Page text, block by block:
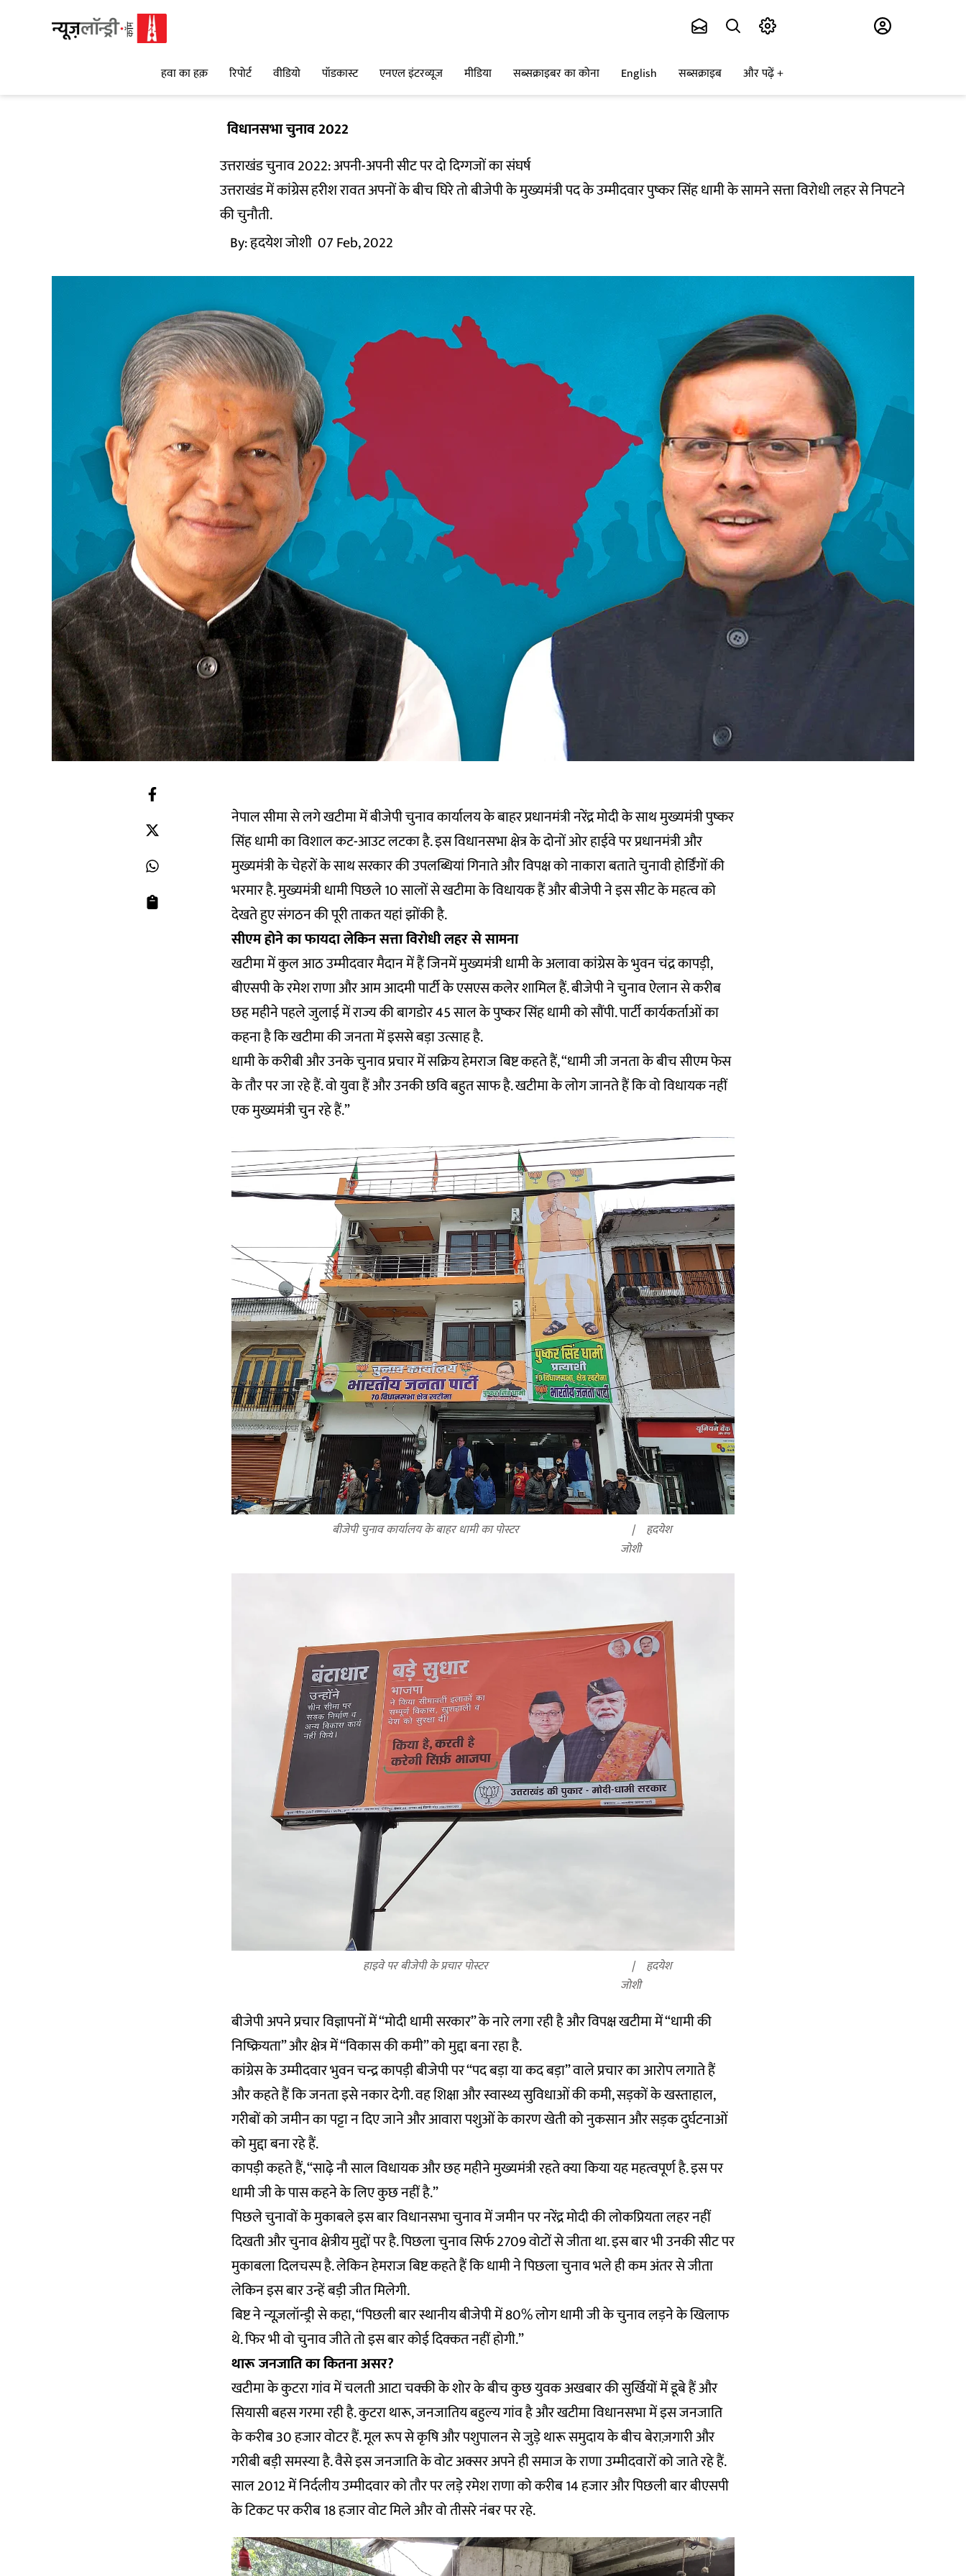
हवा का हक़ रिपोर्ट वीडियो पॉडकास्ट एनएल इंटरव्यूज मीडिया सब्सक्राइबर का कोना English सब्सक्राइब और पढ़ें
विधानसभा चुनाव 2022
उत्तराखंड चुनाव 2022: अपनी-अपनी सीट पर दो दिग्गजों का संघर्ष
उत्तराखंड में कांग्रेस हरीश रावत अपनों के बीच घिरे तो बीजेपी के मुख्यमंत्री पद के उम्मीदवार पुष्कर सिंह धामी के सामने सत्ता विरोधी लहर से निपटने
की चुनौती.
By:हृदयेश जोशी 07 Feb, 2022
नेपाल सीमा से लगे खटीमा में बीजेपी चुनाव कार्यालय के बाहर प्रधानमंत्री नरेंद्र मोदी के साथ मुख्यमंत्री पुष्कर
सिंह धामी का विशाल कट-आउट लटका है. इस विधानसभा क्षेत्र के दोनों ओर हाईवे पर प्रधानमंत्री और
मुख्यमंत्री के चेहरों के साथ सरकार की उपलब्धियां गिनाते और विपक्ष को नाकारा बताते चुनावी होर्डिंगों की
भरमार है. मुख्यमंत्री धामी पिछले 10 सालों से खटीमा के विधायक हैं और बीजेपी ने इस सीट के महत्व को
देखते हुए संगठन की पूरी ताकत यहां झोंकी है.
सीएम होने का फायदा लेकिन सत्ता विरोधी लहर से सामना
खटीमा में कुल आठ उम्मीदवार मैदान में हैं जिनमें मुख्यमंत्री धामी के अलावा कांग्रेस के भुवन चंद्र कापड़ी,
बीएसपी के रमेश राणा और आम आदमी पार्टी के एसएस कलेर शामिल हैं. बीजेपी ने चुनाव ऐलान से करीब
छह महीने पहले जुलाई में राज्य की बागडोर 45 साल के पुष्कर सिंह धामी को सौंपी. पार्टी कार्यकर्ताओं का
कहना है कि खटीमा की जनता में इससे बड़ा उत्साह है.
धामी के करीबी और उनके चुनाव प्रचार में सक्रिय हेमराज बिष्ट कहते हैं, “धामी जी जनता के बीच सीएम फेस
के तौर पर जा रहे हैं. वो युवा हैं और उनकी छवि बहुत साफ है. खटीमा के लोग जानते हैं कि वो विधायक नहीं
एक मुख्यमंत्री चुन रहे हैं.”
बीजेपी चुनाव कार्यालय के बाहर धामी का पोस्टर
हृदयेश
जोशी
हाइवे पर बीजेपी के प्रचार पोस्टर
हृदयेश
जोशी
बीजेपी अपने प्रचार विज्ञापनों में “मोदी धामी सरकार” के नारे लगा रही है और विपक्ष खटीमा में “धामी की
निष्क्रियता” और क्षेत्र में “विकास की कमी” को मुद्दा बना रहा है.
कांग्रेस के उम्मीदवार भुवन चन्द्र कापड़ी बीजेपी पर “पद बड़ा या कद बड़ा” वाले प्रचार का आरोप लगाते हैं
और कहते हैं कि जनता इसे नकार देगी. वह शिक्षा और स्वास्थ्य सुविधाओं की कमी, सड़कों के खस्ताहाल,
गरीबों को जमीन का पट्टा न दिए जाने और आवारा पशुओं के कारण खेती को नुकसान और सड़क दुर्घटनाओं
को मुद्दा बना रहे हैं.
कापड़ी कहते हैं, “साढ़े नौ साल विधायक और छह महीने मुख्यमंत्री रहते क्या किया यह महत्वपूर्ण है. इस पर
धामी जी के पास कहने के लिए कुछ नहीं है.”
पिछले चुनावों के मुकाबले इस बार विधानसभा चुनाव में जमीन पर नरेंद्र मोदी की लोकप्रियता लहर नहीं
दिखती और चुनाव क्षेत्रीय मुद्दों पर है. पिछला चुनाव सिर्फ 2709 वोटों से जीता था. इस बार भी उनकी सीट पर
मुकाबला दिलचस्प है. लेकिन हेमराज बिष्ट कहते हैं कि धामी ने पिछला चुनाव भले ही कम अंतर से जीता
लेकिन इस बार उन्हें बड़ी जीत मिलेगी.
बिष्ट ने न्यूज़लॉन्ड्री से कहा, “पिछली बार स्थानीय बीजेपी में 80% लोग धामी जी के चुनाव लड़ने के खिलाफ
थे. फिर भी वो चुनाव जीते तो इस बार कोई दिक्कत नहीं होगी.”
थारू जनजाति का कितना असर?
खटीमा के कुटरा गांव में चलती आटा चक्की के शोर के बीच कुछ युवक अखबार की सुर्खियों में डूबे हैं और
सियासी बहस गरमा रही है. कुटरा थारू, जनजातिय बहुल्य गांव है और खटीमा विधानसभा में इस जनजाति
के करीब 30 हजार वोटर हैं. मूल रूप से कृषि और पशुपालन से जुड़े थारू समुदाय के बीच बेराज़गारी और
गरीबी बड़ी समस्या है. वैसे इस जनजाति के वोट अक्सर अपने ही समाज के राणा उम्मीदवारों को जाते रहे हैं.
साल 2012 में निर्दलीय उम्मीदवार को तौर पर लड़े रमेश राणा को करीब 14 हजार और पिछली बार बीएसपी
के टिकट पर करीब 18 हजार वोट मिले और वो तीसरे नंबर पर रहे.